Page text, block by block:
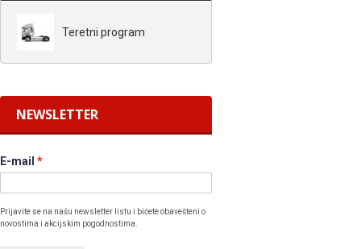
Teretni program
NEWSLETTER
E-mail *
Prijavite se na našu newsletter listu i bićete obavešteni o
novostima i akcijskim pogodnostima.